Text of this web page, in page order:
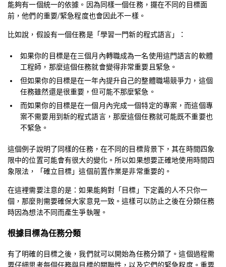
能夠有一個統一的依據。因為同樣一個任務，擺在不同的目標面
前，他們的重要/緊急程度也會因此不一樣。
比如說，假設有一個任務是「學習一門新的程式語言」：
如果你的目標是在三個月內轉職成為一名使用這門語言的軟體
工程師，那麼這個任務就會變得非常重要且緊急。
但如果你的目標是在一年內提升自己的整體職場競爭力，這個
任務雖然還是很重要，但可能不那麼緊急。
而如果你的目標是在一個月內完成一個特定的專案，而這個專
案不需要用到新的程式語言，那麼這個任務就可能既不重要也
不緊急。
這個例子說明了同樣的任務，在不同的目標背景下，其在時間四象
限中的位置可能會有很大的變化。所以如果想要正確地使用時間四
象限法，「確立目標」這個前置作業是非常重要的。
在這裡需要注意的是：如果能夠對「目標」下定義的人不只你一
個，那麼則需要確保大家意見一致。這樣可以防止之後在分類任務
時因為想法不同而產生爭執喔。
根據目標為任務分類
有了明確的目標之後，我們就可以開始為任務分類了。這個過程需